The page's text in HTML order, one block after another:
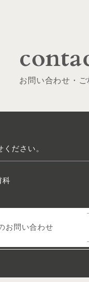
お問い合わせ・ご
ださい。
お問い合わせ